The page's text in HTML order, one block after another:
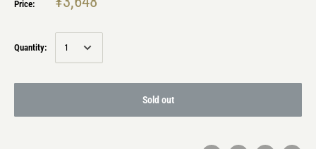
Price:
Quantity:
Sold out